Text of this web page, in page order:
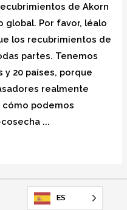
de Akorn
global. Por favor, léalo
los recubrimientos de
partes. Tenemos
20 países, porque
realmente
cómo podemos
...
ES